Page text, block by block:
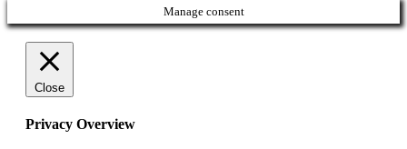
Manage consent
Close
Privacy Overview